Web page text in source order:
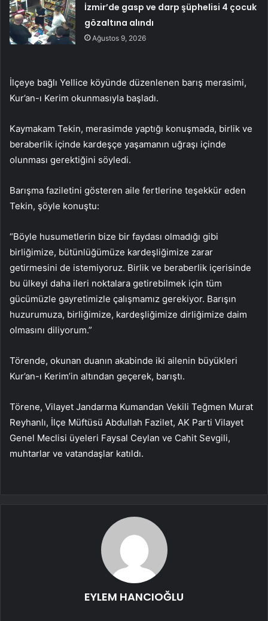
İzmir’de gasp ve darp şüphelisi 4 çocuk
gözaltına alındı
Ağustos 9, 2026
İlçeye bağlı Yellice köyünde düzenlenen barış merasimi,
Kur’an-ı Kerim okunmasıyla başladı.
Kaymakam Tekin, merasimde yaptığı konuşmada, birlik ve
beraberlik içinde kardeşçe yaşamanın uğraşı içinde
olunması gerektiğini söyledi.
Barışma faziletini gösteren aile fertlerine teşekkür eden
Tekin, şöyle konuştu:
“Böyle husumetlerin bize bir faydası olmadığı gibi
birliğimize, bütünlüğümüze kardeşliğimize zarar
getirmesini de istemiyoruz. Birlik ve beraberlik içerisinde
bu ülkeyi daha ileri noktalara getirebilmek için tüm
gücümüzle gayretimizle çalışmamız gerekiyor. Barışın
huzurumuza, birliğimize, kardeşliğimize dirliğimize daim
olmasını diliyorum.”
Törende, okunan duanın akabinde iki ailenin büyükleri
Kur’an-ı Kerim’in altından geçerek, barıştı.
Törene, Vilayet Jandarma Kumandan Vekili Teğmen Murat
Reyhanlı, İlçe Müftüsü Abdullah Fazilet, AK Parti Vilayet
Genel Meclisi üyeleri Faysal Ceylan ve Cahit Sevgili,
muhtarlar ve vatandaşlar katıldı.
EYLEM HANCIOĞLU